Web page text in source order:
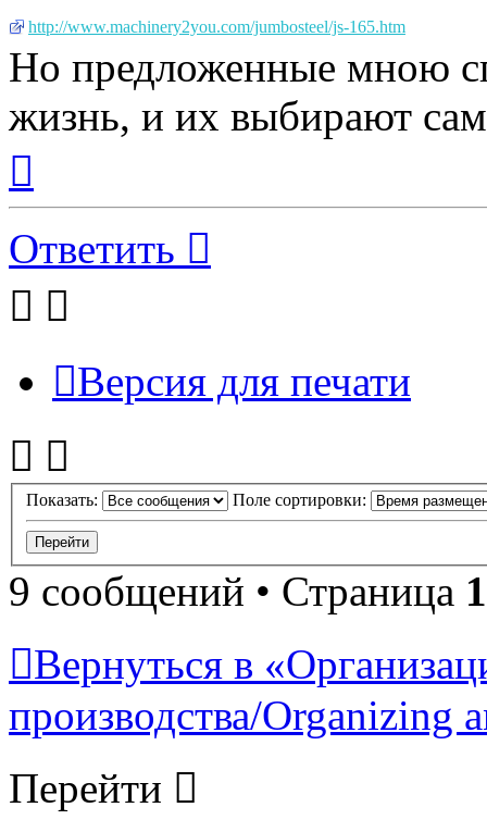
http://www.machinery2you.com/jumbosteel/js-165.htm
Но предложенные мною
жизнь, и их выбирают
началу
Ответить
Версия для печати
Показать: Поле сортировки:
9 сообщений • Страница 1
Вернуться в
производства/Organizing
Перейти